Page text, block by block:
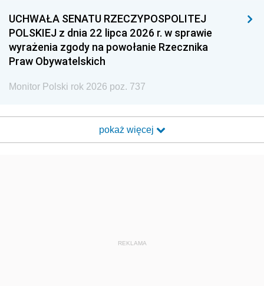
UCHWAŁA SENATU RZECZYPOSPOLITEJ
POLSKIEJ z dnia 22 lipca 2026 r. w sprawie
wyrażenia zgody na powołanie Rzecznika
Praw Obywatelskich
Monitor Polski rok 2026 poz. 737
pokaż więcej
REKLAMA